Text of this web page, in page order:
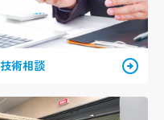
技術相談 arrow_circle_right